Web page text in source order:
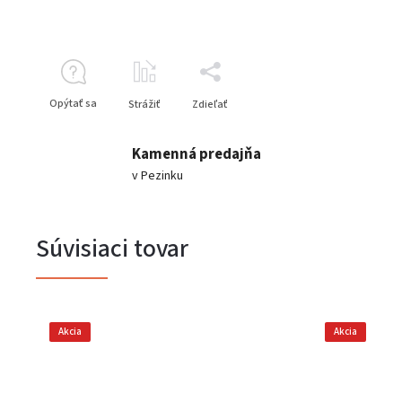
Opýtať sa Strážiť Zdieľať
Kamenná predajňa
v Pezinku
Súvisiaci tovar
Akcia Akcia